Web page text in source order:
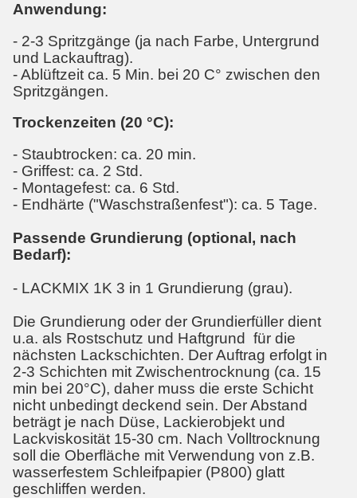
Anwendung:
- 2-3 Spritzgänge (ja nach Farbe, Untergrund
und Lackauftrag).
- Ablüftzeit ca. 5 Min. bei 20 C° zwischen den
Spritzgängen.
Trockenzeiten (20 °C):
- Staubtrocken: ca. 20 min.
- Griffest: ca. 2 Std.
- Montagefest: ca. 6 Std.
- Endhärte ("Waschstraßenfest"): ca. 5 Tage.
Passende Grundierung (optional, nach
Bedarf):
- LACKMIX 1K 3 in 1 Grundierung (grau).
Die Grundierung oder der Grundierfüller dient
u.a. als Rostschutz und Haftgrund für die
nächsten Lackschichten. Der Auftrag erfolgt in
2-3 Schichten mit Zwischentrocknung (ca. 15
min bei 20°C), daher muss die erste Schicht
nicht unbedingt deckend sein. Der Abstand
beträgt je nach Düse, Lackierobjekt und
Lackviskosität 15-30 cm. Nach Volltrocknung
soll die Oberfläche mit Verwendung von z.B.
wasserfestem Schleifpapier (P800) glatt
geschliffen werden.